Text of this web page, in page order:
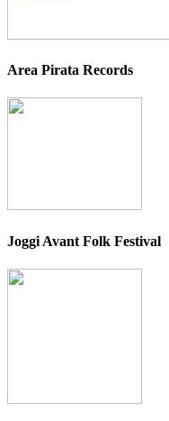
Area Pirata Records
Joggi Avant Folk Festival